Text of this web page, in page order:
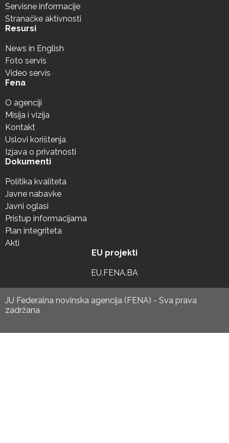
Servisne informacije
Stranačke aktivnosti
Resursi
News in English
Foto servis
Video servis
Fena
O agenciji
Misija i vizija
Kontakt
Uslovi korištenja
Izjava o privatnosti
Dokumenti
Politika kvaliteta
Javne nabavke
Javni oglasi
Pristup informacijama
Plan integriteta
Akti
EU projekti
EU.FENA.BA
JU Federalna novinska agencija (FENA) - Sva prava
zadržana